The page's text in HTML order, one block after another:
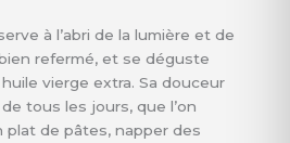
à l’abri de la lumière et de
refermé, et se déguste
vierge extra. Sa douceur
tous les jours, que l’on
plat de pâtes, napper des